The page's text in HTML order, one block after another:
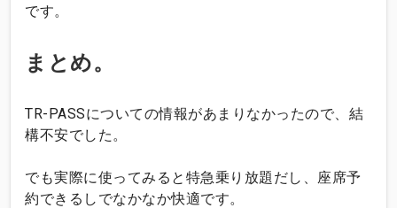
です。
まとめ。
TR-PASSについての情報があまりなかったので、結
構不安でした。
でも実際に使ってみると特急乗り放題だし、座席予
約できるしでなかなか快適です。